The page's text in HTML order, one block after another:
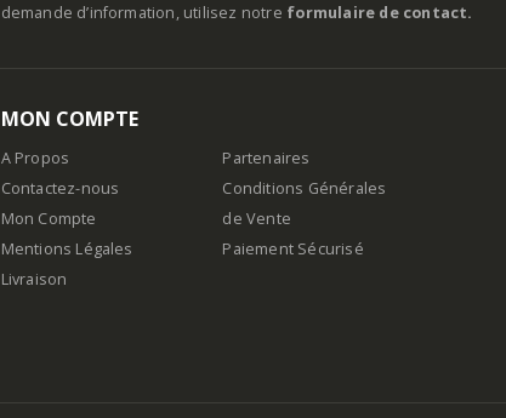
demande d’information, utilisez notre formulaire de contact.
MON COMPTE
A Propos
Contactez-nous
Mon Compte
Mentions Légales
Livraison
Partenaires
Conditions Générales
de Vente
Paiement Sécurisé